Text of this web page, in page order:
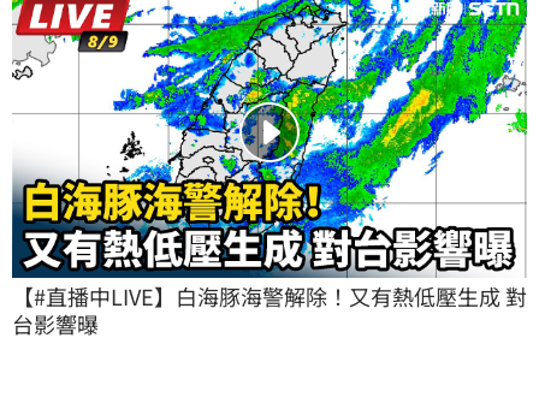
【#直播中LIVE】白海豚海警解除！又有熱低壓生成 對
台影響曝